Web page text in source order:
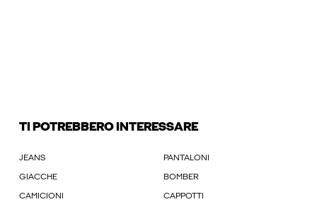
TI POTREBBERO INTERESSARE
JEANS PANTALONI
GIACCHE BOMBER
CAMICIONI CAPPOTTI